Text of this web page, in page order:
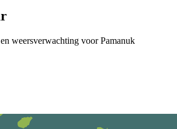
weersverwachting voor Pamanuk